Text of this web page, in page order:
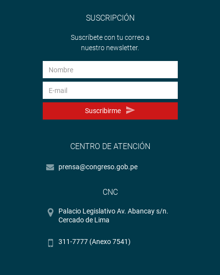
SUSCRIPCIÓN
Suscríbete con tu correo a
nuestro newsletter.
Suscribirme
CENTRO DE ATENCIÓN
prensa@congreso.gob.pe
CNC
Palacio Legislativo Av. Abancay s/n.
Cercado de Lima
311-7777 (Anexo 7541)